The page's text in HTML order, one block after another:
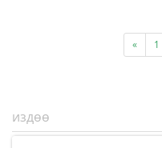
« 1